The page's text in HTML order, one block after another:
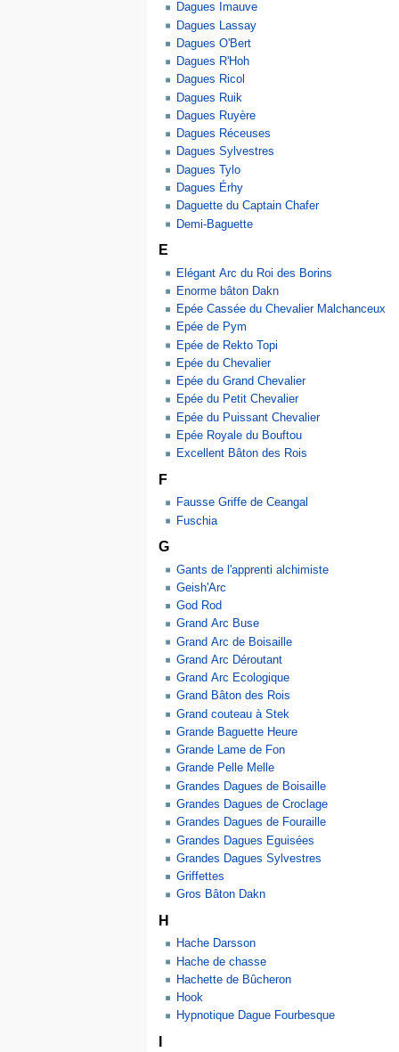
Dagues Imauve
Dagues Lassay
Dagues O'Bert
Dagues R'Hoh
Dagues Ricol
Dagues Ruik
Dagues Ruyère
Dagues Réceuses
Dagues Sylvestres
Dagues Tylo
Dagues Érhy
Daguette du Captain Chafer
Demi-Baguette
E
Elégant Arc du Roi des Borins
Enorme bâton Dakn
Epée Cassée du Chevalier Malchanceux
Epée de Pym
Epée de Rekto Topi
Epée du Chevalier
Epée du Grand Chevalier
Epée du Petit Chevalier
Epée du Puissant Chevalier
Epée Royale du Bouftou
Excellent Bâton des Rois
F
Fausse Griffe de Ceangal
Fuschia
G
Gants de l'apprenti alchimiste
Geish'Arc
God Rod
Grand Arc Buse
Grand Arc de Boisaille
Grand Arc Déroutant
Grand Arc Ecologique
Grand Bâton des Rois
Grand couteau à Stek
Grande Baguette Heure
Grande Lame de Fon
Grande Pelle Melle
Grandes Dagues de Boisaille
Grandes Dagues de Croclage
Grandes Dagues de Fouraille
Grandes Dagues Eguisées
Grandes Dagues Sylvestres
Griffettes
Gros Bâton Dakn
H
Hache Darsson
Hache de chasse
Hachette de Bûcheron
Hook
Hypnotique Dague Fourbesque
I